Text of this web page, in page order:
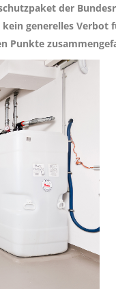
der
generelles Verbot
Punkte